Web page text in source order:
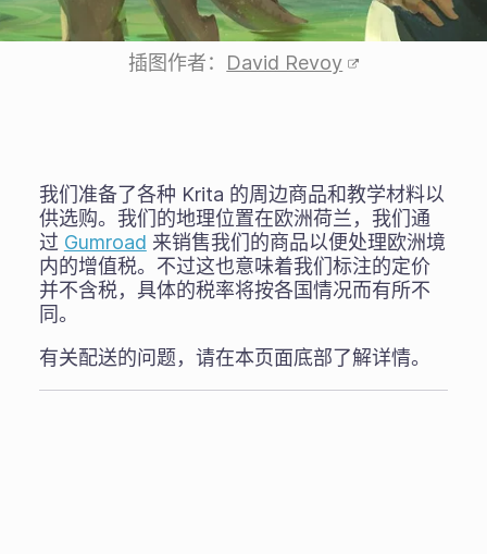
插图作者： David Revoy
我们准备了各种 Krita 的周边商品和教学材料以
供选购。我们的地理位置在欧洲荷兰，我们通
过 Gumroad 来销售我们的商品以便处理欧洲境
内的增值税。不过这也意味着我们标注的定价
并不含税，具体的税率将按各国情况而有所不
同。
有关配送的问题，请在本页面底部了解详情。